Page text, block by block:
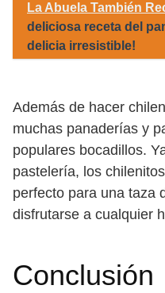
La Abuela También
deliciosa receta del
delicia irresistible!
Además de hacer
muchas panaderías y
populares bocadillos.
pastelería, los
perfecto para una taza
disfrutarse a cualquier
Conclusión